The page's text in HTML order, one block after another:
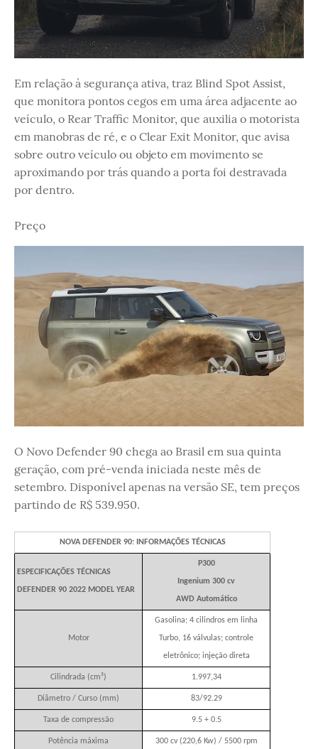
Em relação à segurança ativa, traz Blind Spot Assist,
que monitora pontos cegos em uma área adjacente ao
veículo, o Rear Traffic Monitor, que auxilia o motorista
em manobras de ré, e o Clear Exit Monitor, que avisa
sobre outro veículo ou objeto em movimento se
aproximando por trás quando a porta foi destravada
por dentro.
Preço
O Novo Defender 90 chega ao Brasil em sua quinta
geração, com pré-venda iniciada neste mês de
setembro. Disponível apenas na versão SE, tem preços
partindo de R$ 539.950.
NOVA DEFENDER 90: INFORMAÇÕES TÉCNICAS
ESPECIFICAÇÕES TÉCNICAS
DEFENDER 90 2022 MODEL YEAR
P300
Ingenium 300 cv
AWD Automático
Motor
Gasolina; 4 cilindros em linha
Turbo, 16 válvulas; controle
eletrônico; injeção direta
Cilindrada (cm³) 1.997,34
Diâmetro / Curso (mm) 83/92.29
Taxa de compressão 9.5 + 0.5
Potência máxima 300 cv (220,6 Kw) / 5500 rpm